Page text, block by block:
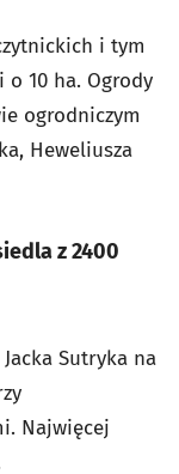
i tym
10 ha. Ogrody
ogrodniczym
Heweliusza
z 2400
Sutryka na
Najwięcej